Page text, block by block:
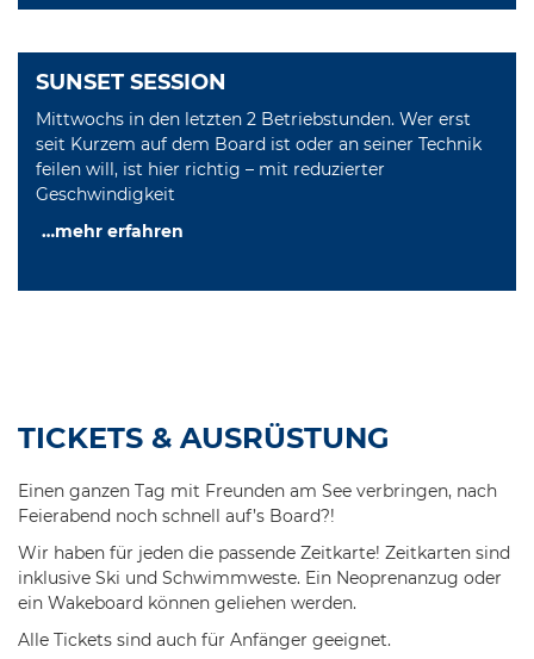
SUNSET SESSION
Mittwochs in den letzten 2 Betriebstunden. Wer erst
seit Kurzem auf dem Board ist oder an seiner Technik
feilen will, ist hier richtig – mit reduzierter
Geschwindigkeit
…mehr erfahren
TICKETS & AUSRÜSTUNG
Einen ganzen Tag mit Freunden am See verbringen, nach
Feierabend noch schnell auf’s Board?!
Wir haben für jeden die passende Zeitkarte! Zeitkarten sind
inklusive Ski und Schwimmweste. Ein Neoprenanzug oder
ein Wakeboard können geliehen werden.
Alle Tickets sind auch für Anfänger geeignet.